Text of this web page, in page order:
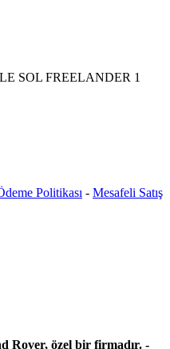
SOL FREELANDER 1
Politikası - Mesafeli Satış
Rover, özel bir firmadır. -